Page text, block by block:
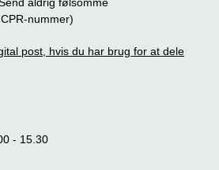
nummer)
post, hvis du har brug for at dele
- 15.30